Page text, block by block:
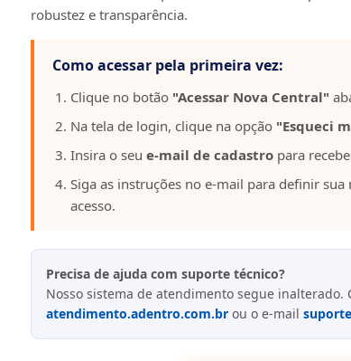
robustez e transparência.
Como acessar pela primeira vez:
Clique no botão "Acessar Nova Central"
Na tela de login, clique na opção "Esqueci
Insira o seu e-mail de cadastro para
Siga as instruções no e-mail para definir
acesso.
Precisa de ajuda com suporte técnico?
Nosso sistema de atendimento segue
atendimento.adentro.com.br ou o e-mail